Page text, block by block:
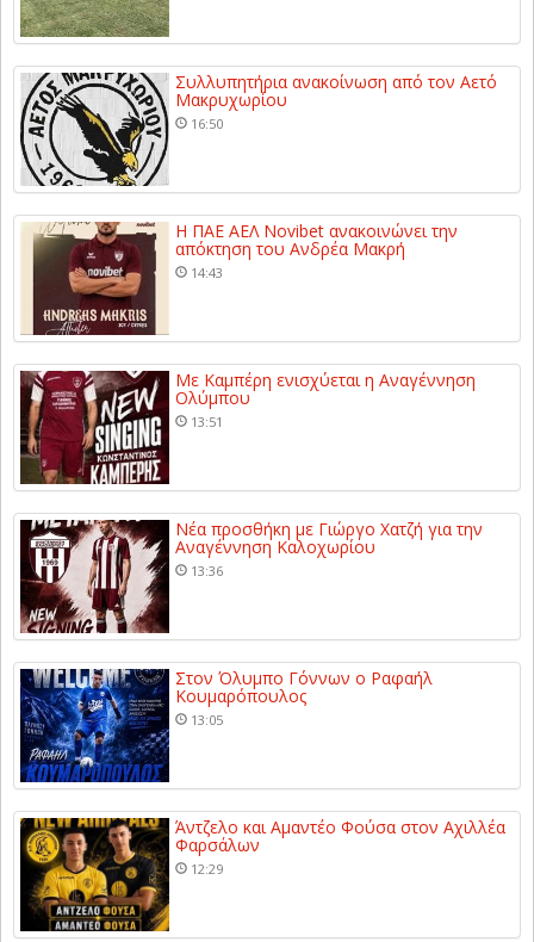
Συλλυπητήρια ανακοίνωση από τον Αετό
Μακρυχωρίου
16:50
Η ΠΑΕ ΑΕΛ Novibet ανακοινώνει την
απόκτηση του Ανδρέα Μακρή
14:43
Με Καμπέρη ενισχύεται η Αναγέννηση
Ολύμπου
13:51
Νέα προσθήκη με Γιώργο Χατζή για την
Αναγέννηση Καλοχωρίου
13:36
Στον Όλυμπο Γόννων ο Ραφαήλ
Κουμαρόπουλος
13:05
Άντζελο και Αμαντέο Φούσα στον Αχιλλέα
Φαρσάλων
12:29